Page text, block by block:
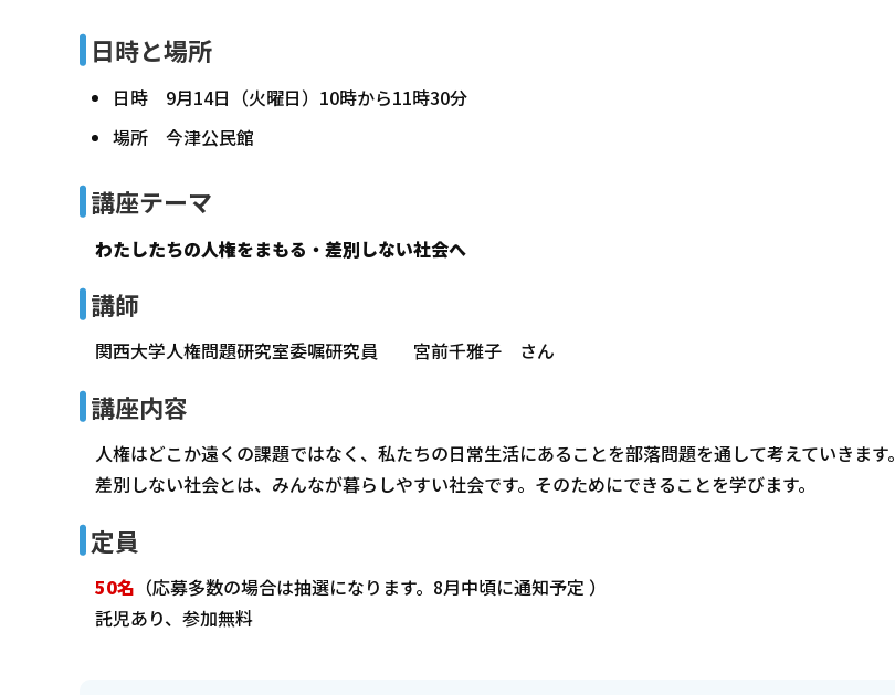
日時と場所
日時 9月14日（火曜日）10時から11時30分
場所 今津公民館
講座テーマ
わたしたちの人権をまもる・差別しない社会へ
講師
関西大学人権問題研究室委嘱研究員 宮前千雅子 さん
講座内容
人権はどこか遠くの課題ではなく、私たちの日常生活にあることを部落問題を通して考えていきます。
差別しない社会とは、みんなが暮らしやすい社会です。そのためにできることを学びます。
定員
50名 （応募多数の場合は抽選になります。8月中頃に通知予定 ）
託児あり、参加無料